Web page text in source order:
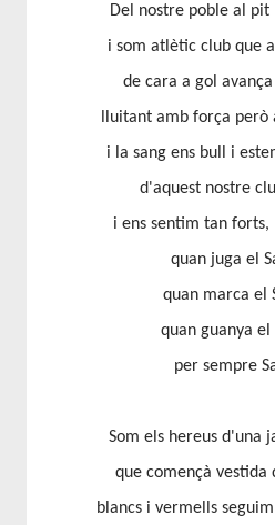
Del nostre poble al
i som atlètic club que
de cara a gol
lluitant amb força
i la sang ens bull i
d'aquest nostre
i ens sentim tan
quan juga el
quan marca el
quan guanya
per sempre
Som els hereus d'una
que començà
blancs i vermells